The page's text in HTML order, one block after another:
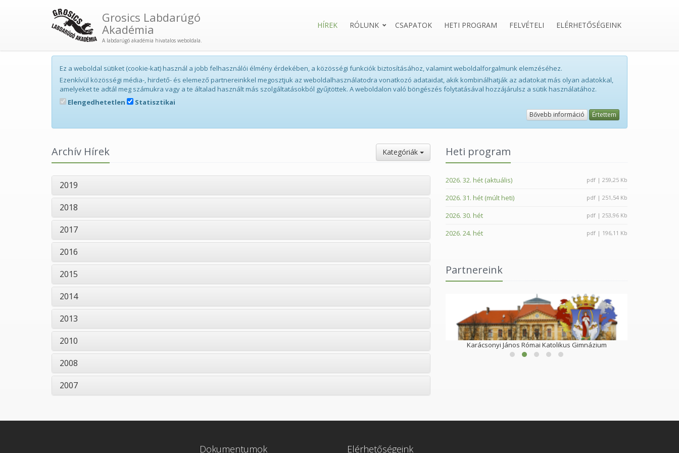
Grosics Labdarúgó
Akadémia
A labdarúgó akadémia hivatalos weboldala.
HÍREK RÓLUNK CSAPATOK HETI PROGRAM FELVÉTELI ELÉRHETŐSÉGEINK
Ez a weboldal sütiket (cookie-kat) használ a jobb felhasználói élmény érdekében, a közösségi funkciók biztosításához, valamint weboldalforgalmunk elemzéséhez.
Ezenkívül közösségi média-, hirdető- és elemező partnereinkkel megosztjuk az weboldalhasználatodra vonatkozó adataidat, akik kombinálhatják az adatokat más olyan adatokkal,
amelyeket te adtál meg számukra vagy a te általad használt más szolgáltatásokból gyűjtöttek. A weboldalon való böngészés folytatásával hozzájárulsz a sütik használatához.
Elengedhetetlen
Statisztikai
Bővebb információ Értettem
Archív Hírek Kategóriák
2019
2018
2017
2016
2015
2014
2013
2010
2008
2007
Heti program
2026. 32. hét (aktuális) pdf | 259,25 Kb
2026. 31. hét (múlt heti) pdf | 251,54 Kb
2026. 30. hét pdf | 253,96 Kb
2026. 24. hét pdf | 196,11 Kb
Partnereink
Karácsonyi János Római Katolikus Gimnázium
Dokumentumok Elérhetőségeink